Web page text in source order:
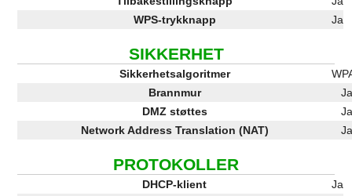
WPS-trykknapp
Ja
SIKKERHET
Sikkerhetsalgoritmer
Brannmur
Ja
DMZ støttes
Ja
Network Address Translation (NAT)
Ja
PROTOKOLLER
DHCP-klient
Ja